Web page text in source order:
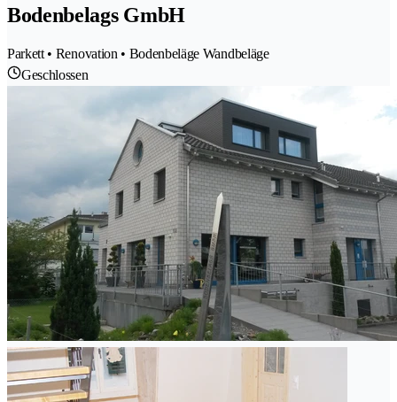
Bodenbelags GmbH
Parkett • Renovation • Bodenbeläge Wandbeläge
Geschlossen